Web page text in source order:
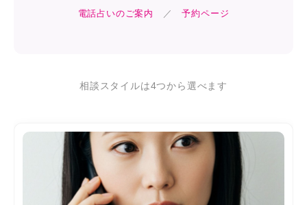
電話占いのご案内 ／予約ページ
相談スタイルは4つから選べます